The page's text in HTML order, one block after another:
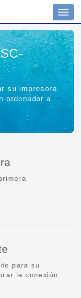
su impresora
ordenador a
para su
la conexión